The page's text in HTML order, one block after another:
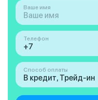
Ваше имя
Телефон
Способ оплаты
В кредит, Трейд-ин